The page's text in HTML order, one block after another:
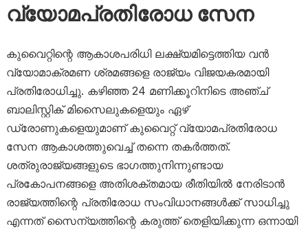
വ്യോമപ്രതിരോധ സേന
കുവൈറ്റിന്റെ ആകാശപരിധി ലക്ഷ്യമിട്ടെത്തിയ വൻ
വ്യോമാക്രമണ ശ്രമങ്ങളെ രാജ്യം വിജയകരമായി
പ്രതിരോധിച്ചു. കഴിഞ്ഞ 24 മണിക്കൂറിനിടെ അഞ്ച്
ബാലിസ്റ്റിക് മിസൈലുകളെയും ഏഴ്
ഡ്രോണുകളെയുമാണ് കുവൈറ്റ് വ്യോമപ്രതിരോധ
സേന ആകാശത്തുവെച്ച് തന്നെ തകർത്തത്.
ശത്രുരാജ്യങ്ങളുടെ ഭാഗത്തുനിന്നുണ്ടായ
പ്രകോപനങ്ങളെ അതിശക്തമായ രീതിയിൽ നേരിടാൻ
രാജ്യത്തിന്റെ പ്രതിരോധ സംവിധാനങ്ങൾക്ക് സാധിച്ചു
എന്നത് സൈന്യത്തിന്റെ കരുത്ത് തെളിയിക്കുന്ന ഒന്നായി